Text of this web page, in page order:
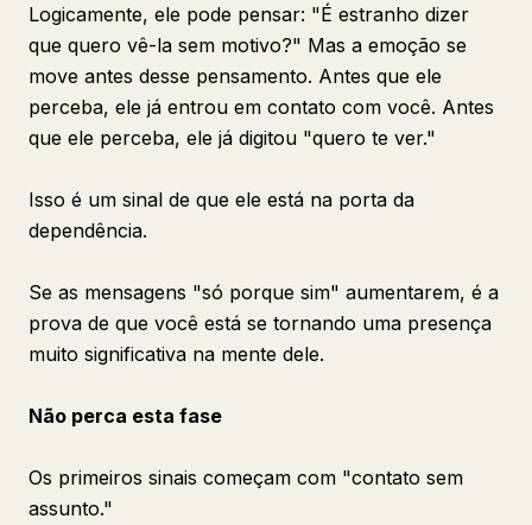
Logicamente, ele pode pensar: "É estranho dizer
que quero vê-la sem motivo?" Mas a emoção se
move antes desse pensamento. Antes que ele
perceba, ele já entrou em contato com você. Antes
que ele perceba, ele já digitou "quero te ver."
Isso é um sinal de que ele está na porta da
dependência.
Se as mensagens "só porque sim" aumentarem, é a
prova de que você está se tornando uma presença
muito significativa na mente dele.
Não perca esta fase
Os primeiros sinais começam com "contato sem
assunto."